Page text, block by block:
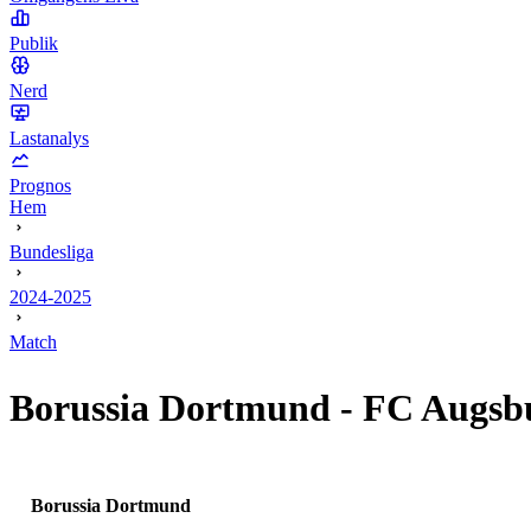
Publik
Nerd
Lastanalys
Prognos
Hem
Bundesliga
2024-2025
Match
Borussia Dortmund - FC
Borussia Dortmund